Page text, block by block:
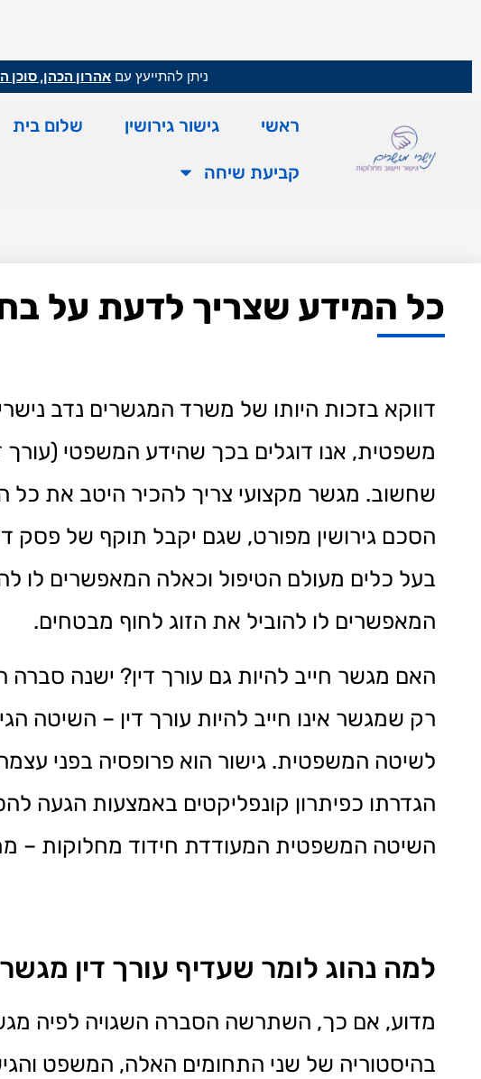
ניתן להתייעץ עם אהרון הכהן,
ראשי גישור גירושין שלום בית
קביעת שיחה
כל המידע שצריך לדעת על
דווקא בזכות היותו של משרד המגשרים נדב
משפטית, אנו דוגלים בכך שהידע המשפטי (עורך
שחשוב. מגשר מקצועי צריך להכיר היטב את כל
הסכם גירושין מפורט, שגם יקבל תוקף של פסק
בעל כלים מעולם הטיפול וכאלה המאפשרים לו
המאפשרים לו להוביל את הזוג לחוף מבטחים.
האם מגשר חייב להיות גם עורך דין? ישנה סברה
רק שמגשר אינו חייב להיות עורך דין – השיטה
לשיטה המשפטית. גישור הוא פרופסיה בפני
הגדרתו כפיתרון קונפליקטים באמצעות הגעה
השיטה המשפטית המעודדת חידוד מחלוקות –
למה נהוג לומר שעדיף עורך דין
מדוע, אם כך, השתרשה הסברה השגויה לפיה
בהיסטוריה של שני התחומים האלה, המשפט